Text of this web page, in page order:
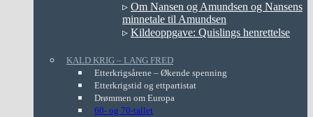
▹ Om Nansen og Amundsen og Nansens
minnetale til Amundsen
▹ Kildeoppgave: Quislings henrettelse
KALD KRIG – LANG FRED
Etterkrigsårene – Økende spenning
Etterkrigstid og ettpartistat
Drømmen om Europa
60- og 70-tallet